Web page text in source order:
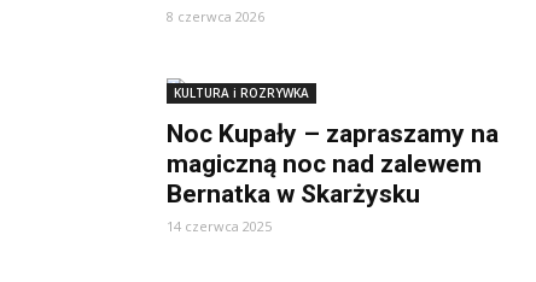
8 czerwca 2026
KULTURA i ROZRYWKA
Noc Kupały – zapraszamy na
magiczną noc nad zalewem
Bernatka w Skarżysku
14 czerwca 2025